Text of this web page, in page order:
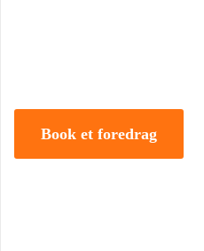
Book et foredrag